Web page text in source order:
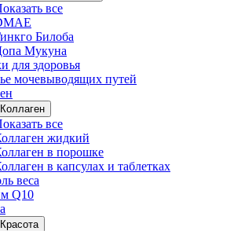
все
Билоба
Мукуна
для здоровья
мочевыводящих путей
Коллаген
все
жидкий
в порошке
в капсулах и таблетках
веса
Q10
Красота